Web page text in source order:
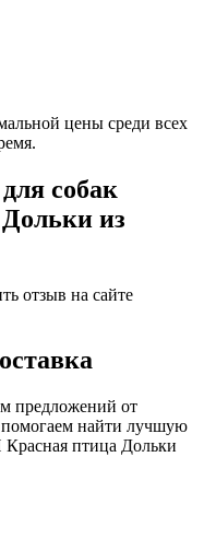
цены среди всех
собак
из
отзыв на сайте
предложений от
найти лучшую
птица Дольки